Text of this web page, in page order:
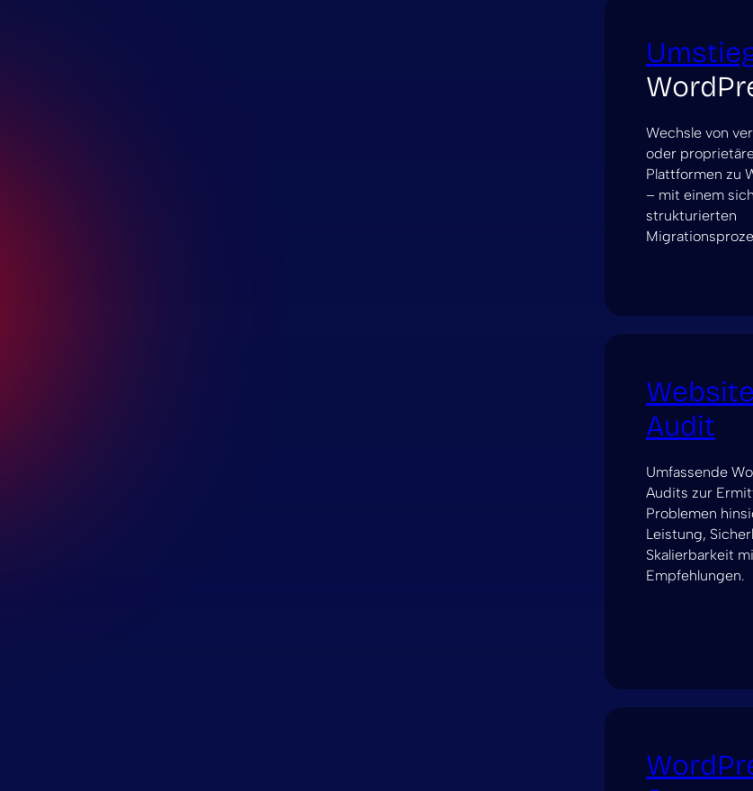
Wechsle von
oder
Plattformen zu
– mit einem
strukturierten
Audit
Umfassende
Audits zur
Problemen
Leistung,
Skalierbarkeit
Empfehlungen.